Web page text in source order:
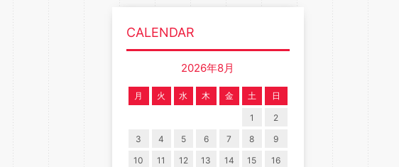
CALENDAR
2026年8月
月 火 水 木 金 土 日
1
2
3
4 5 6 7 8
9
10
11 12 13 14 15
16